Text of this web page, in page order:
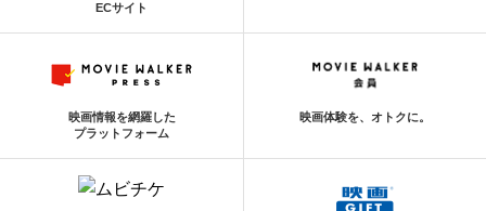
ECサイト
映画情報を網羅した
プラットフォーム
映画体験を、オトクに。